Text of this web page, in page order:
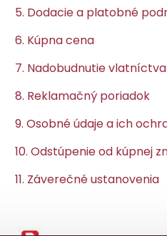
5. Dodacie a platobné
6. Kúpna cena
7. Nadobudnutie
8. Reklamačný poriadok
9. Osobné údaje a ich
10. Odstúpenie od kúpnej
11. Záverečné ustanovenia